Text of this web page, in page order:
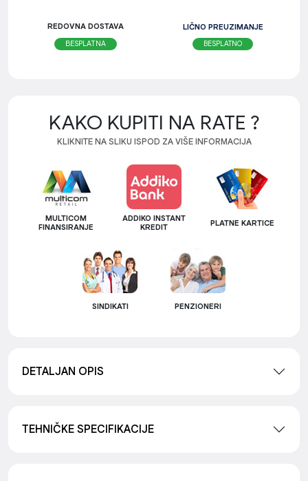
REDOVNA DOSTAVA
BESPLATNA
LIČNO PREUZIMANJE
BESPLATNO
KAKO KUPITI NA RATE ?
KLIKNITE NA SLIKU ISPOD ZA VIŠE INFORMACIJA
MULTICOM
FINANSIRANJE
ADDIKO INSTANT
KREDIT
PLATNE KARTICE
SINDIKATI PENZIONERI
DETALJAN OPIS
TEHNIČKE SPECIFIKACIJE